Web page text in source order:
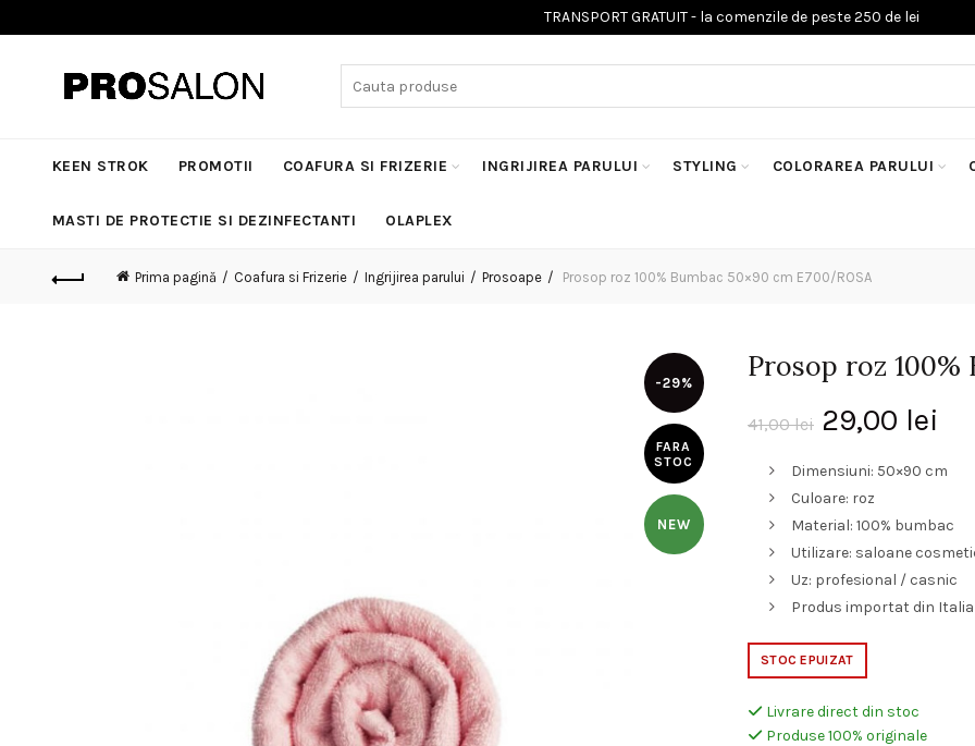
KEEN STROK PROMOTII COAFURA SI FRIZERIE INGRIJIREA PARULUI STYLING COLORAREA PARULUI
MASTI DE PROTECTIE SI DEZINFECTANTI OLAPLEX
Prima pagină Coafura si Frizerie Ingrijirea parului Prosoape Prosop roz 100% Bumbac 50×90 cm E700/ROSA
-29%
FARA
STOC
NEW
Prosop roz 100%
41,00lei Prețul
inițial
a
fost:
41,00 lei.
29,00 lei
Dimensiuni: 50×90 cm
Culoare: roz
Material: 100% bumbac
Utilizare: saloane
Uz: profesional / casnic
Produs importat din Italia
STOC EPUIZAT
Livrare direct din stoc
Produse 100% originale